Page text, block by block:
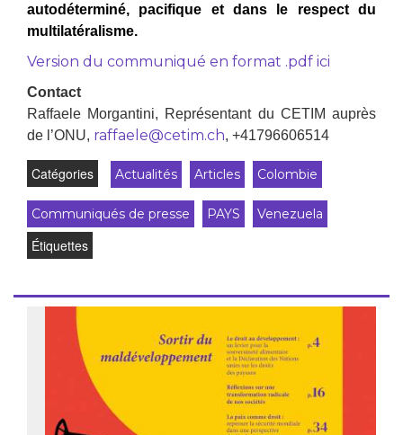
autodéterminé, pacifique et dans le respect du
multilatéralisme.
Version du communiqué en format .pdf ici
Contact
Raffaele Morgantini, Représentant du CETIM auprès
de l’ONU, raffaele@cetim.ch, +41796606514
Catégories Actualités Articles Colombie
Communiqués de presse PAYS Venezuela
Étiquettes